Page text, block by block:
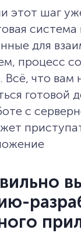
этот шаг
система
для
процесс
Всё, что вам
готовой
с